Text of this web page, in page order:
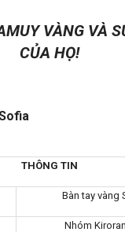
VÀNG VÀ
CỦA HỌ!
THÔNG TIN
Bàn tay vàng
Nhóm